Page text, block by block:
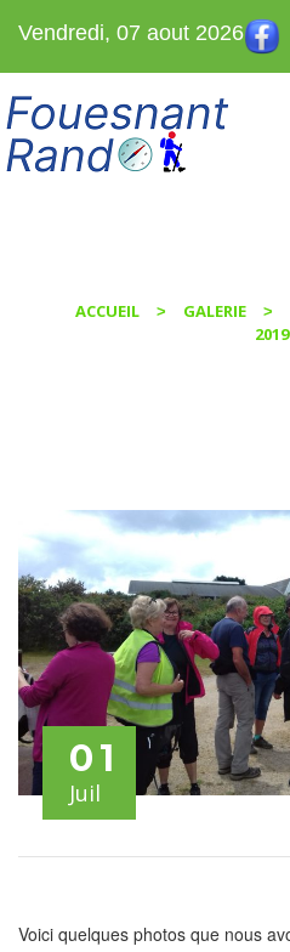
Vendredi, 07 aout 2026
ACCUEIL > GALERIE >
2019
01
Juil
Voici quelques photos que nous